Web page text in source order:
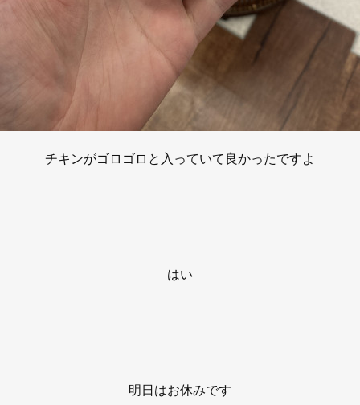
チキンがゴロゴロと入っていて良かったですよ
はい
明日はお休みです